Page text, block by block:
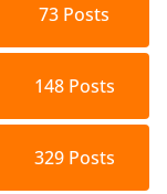
73 Posts
148Posts
329Posts